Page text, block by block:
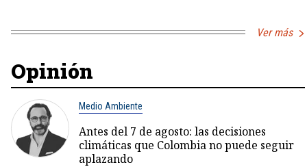
Ver más
Opinión
Medio Ambiente
Antes del 7 de agosto: las decisiones
climáticas que Colombia no puede seguir
aplazando